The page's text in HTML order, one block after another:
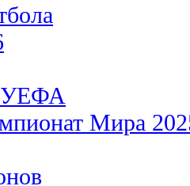
УЕФА
Мира